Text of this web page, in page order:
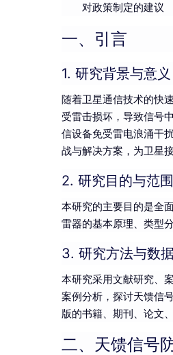
对政策制定的建议
一、引言
1. 研究背景与意义
随着卫星通信技术的快
受雷击损坏，导致信号
信设备免受雷电浪涌干
战与解决方案，为卫星
2. 研究目的与范围
本研究的主要目的是全
雷器的基本原理、类型
3. 研究方法与数
本研究采用文献研究、
案例分析，探讨天馈信
版的书籍、期刊、论文
二、天馈信号